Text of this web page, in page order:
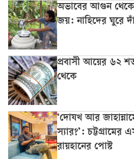
অভাবের আগুন
জয়: নাহিদের ঘুরে
প্রবাসী আয়ের ৬২
থেকে
‘দোযখ আর
স্যার?’: চট্টগ্রামের
রায়হানের পোস্ট